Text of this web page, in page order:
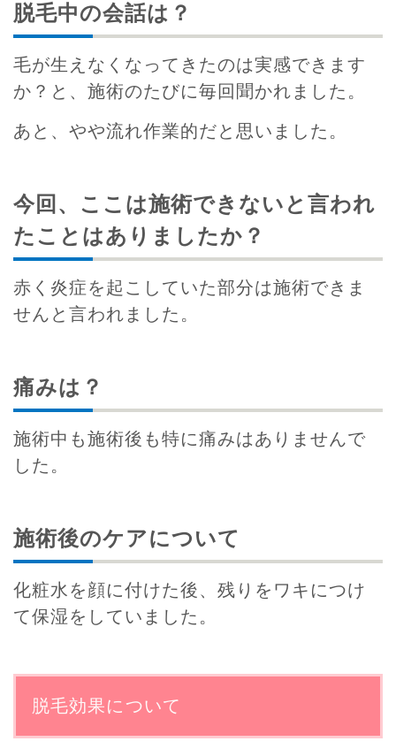
脱毛中の会話は？
毛が生えなくなってきたのは実感できます
か？と、施術のたびに毎回聞かれました。
あと、やや流れ作業的だと思いました。
今回、ここは施術できないと言われ
たことはありましたか？
赤く炎症を起こしていた部分は施術できま
せんと言われました。
痛みは？
施術中も施術後も特に痛みはありませんで
した。
施術後のケアについて
化粧水を顔に付けた後、残りをワキにつけ
て保湿をしていました。
脱毛効果について